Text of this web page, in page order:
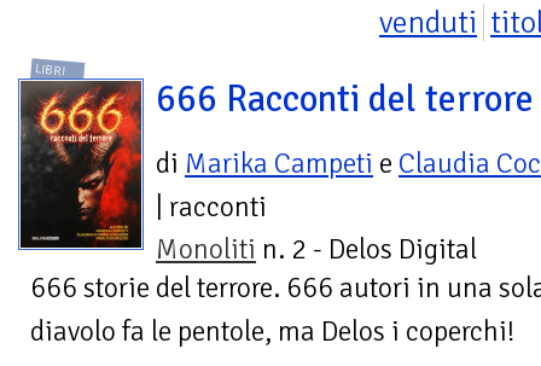
venduti
LIBRI
666 Racconti del terrore
di Marika Campeti e Claudia
| racconti
Monoliti n. 2 - Delos Digital
666 storie del terrore. 666 autori in una
diavolo fa le pentole, ma Delos i coperchi!